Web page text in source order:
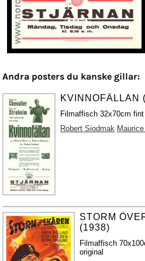
Andra posters du kanske gillar:
KVINNOFÄLLAN
Filmaffisch 32x70cm
Robert Siodmak
STORM
(1938)
Filmaffisch
original